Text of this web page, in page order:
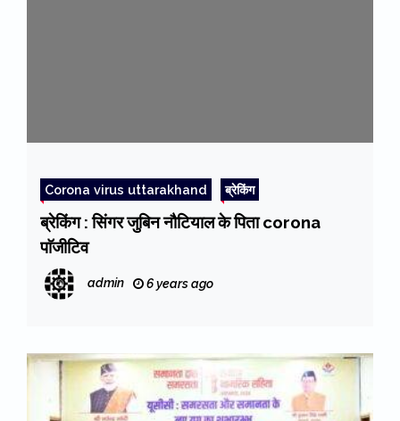
Corona virus uttarakhand ब्रेकिंग
ब्रेकिंग : सिंगर जुबिन नौटियाल के पिता corona
पाॅजीटिव
admin 6 years ago